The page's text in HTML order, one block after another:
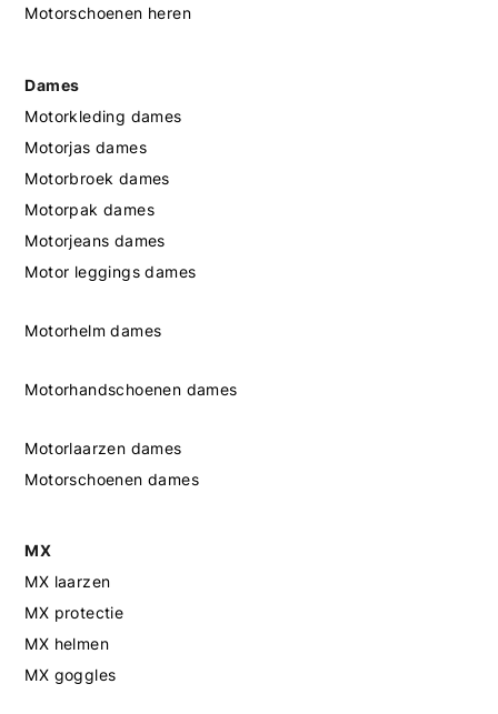
Motorschoenen heren
Dames
Motorkleding dames
Motorjas dames
Motorbroek dames
Motorpak dames
Motorjeans dames
Motor leggings dames
Motorhelm dames
Motorhandschoenen dames
Motorlaarzen dames
Motorschoenen dames
MX
MX laarzen
MX protectie
MX helmen
MX goggles